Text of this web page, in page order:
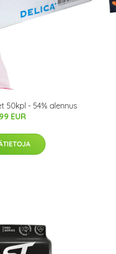
50kpl - 54% alennus
EUR